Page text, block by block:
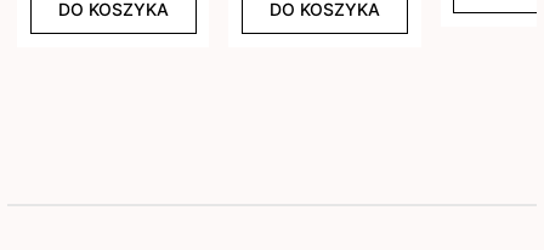
DO KOSZYKA DO KOSZYKA